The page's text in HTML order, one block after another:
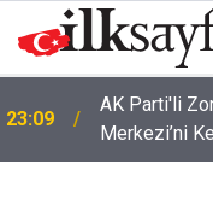
AK Parti'li
Merkezi’ni
23:04
Juventus
ne zaman,